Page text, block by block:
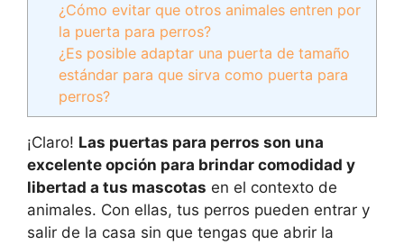
¿Cómo evitar que otros animales entren por
la puerta para perros?
¿Es posible adaptar una puerta de tamaño
estándar para que sirva como puerta para
perros?
¡Claro! Las puertas para perros son una
excelente opción para brindar comodidad y
libertad a tus mascotas en el contexto de
animales. Con ellas, tus perros pueden entrar y
salir de la casa sin que tengas que abrir la